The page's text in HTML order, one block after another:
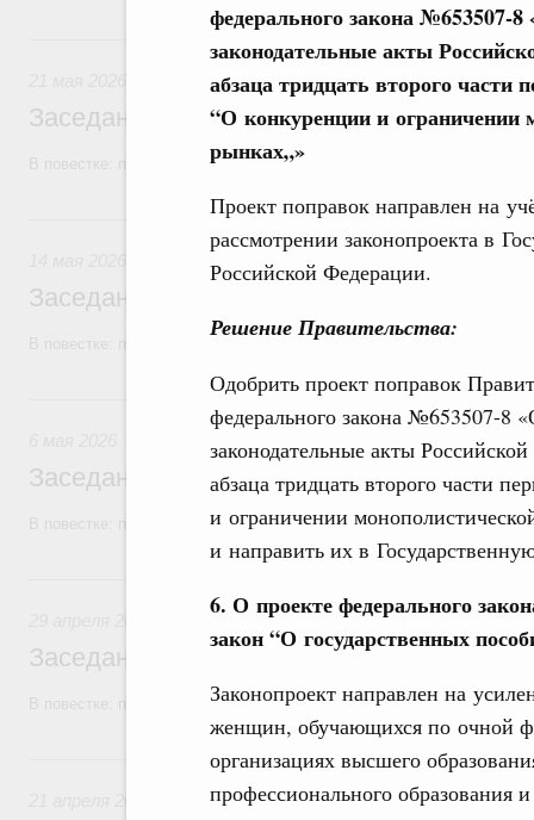
федерального закона №653507-
законодательные акты
абзаца тридцать второго
“О конкуренции и ограничении
рынках„»
Проект поправок направлен на
рассмотрении законопроекта в
Российской Федерации.
Решение Правительства:
Одобрить проект поправок
федерального закона №653507-8
законодательные акты
абзаца тридцать второго части
и ограничении
и направить их в
6. О проекте федерального
закон “О государственных
Законопроект направлен на
женщин, обучающихся по очной
организациях высшего
профессионального образования
21 мая, четверг
Заседание Правительства (2026 год,
В повестке: проекты федеральных законов.
14 мая, четверг
Заседание Правительства (2026 год,
В повестке: проекты федеральных законов, бюджетные
6 мая, среда
Заседание Правительства (2026 год,
В повестке: проекты федеральных законов, бюджетные
Заседание Правительства (2026 год,
В повестке: проекты федеральных законов.
21 апреля, вторник